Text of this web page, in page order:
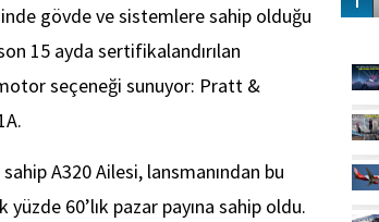
gövde ve sistemlere sahip olduğu
15 ayda sertifikalandırılan
seçeneği sunuyor: Pratt &
A320 Ailesi, lansmanından bu
60’lık pazar payına sahip oldu.